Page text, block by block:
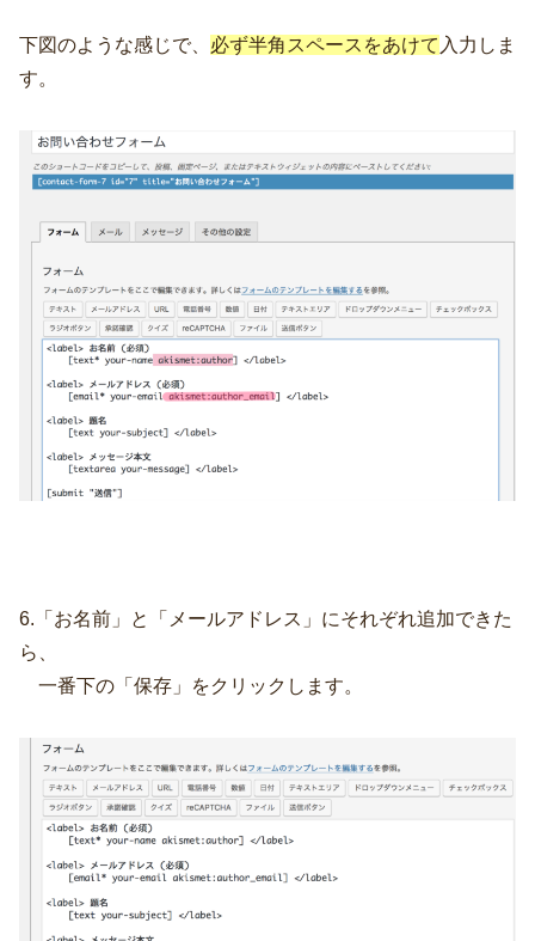
下図のような感じで、 必ず半角スペースをあけて 入力しま
す。
6.「お名前」と「メールアドレス」にそれぞれ追加できた
ら、
一番下の「保存」をクリックします。